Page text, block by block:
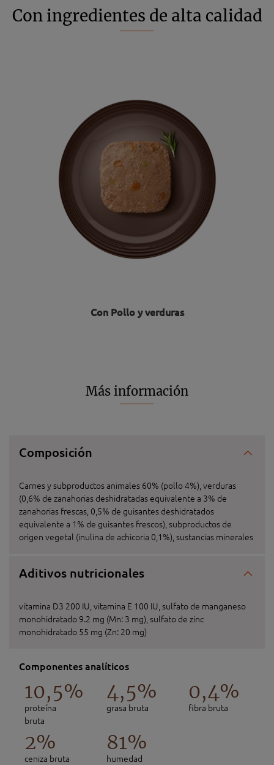
Con ingredientes de alta calidad
Con Pollo y verduras
Más información
Composición
Carnes y subproductos animales 60% (pollo 4%), verduras
(0,6% de zanahorias deshidratadas equivalente a 3% de
zanahorias frescas, 0,5% de guisantes deshidratados
equivalente a 1% de guisantes frescos), subproductos de
origen vegetal (inulina de achicoria 0,1%), sustancias minerales
Aditivos nutricionales
vitamina D3 200 IU, vitamina E 100 IU, sulfato de manganeso
monohidratado 9.2 mg (Mn: 3 mg), sulfato de zinc
monohidratado 55 mg (Zn: 20 mg)
Componentes analíticos
10,5%
proteína
bruta
4,5%
grasa bruta
0,4%
fibra bruta
2%
ceniza bruta
81%
humedad